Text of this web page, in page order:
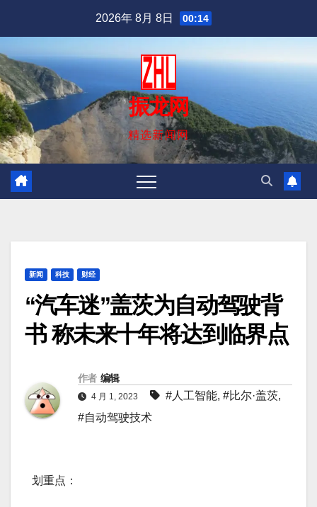
内
容
2026年 8月 8日 00:14
振龙网
精选新闻网
新闻 科技 财经
“汽车迷”盖茨为自动驾驶背
书 称未来十年将达到临界点
作者 编辑
4 月 1, 2023 #人工智能, #比尔·盖茨,
#自动驾驶技术
划重点：